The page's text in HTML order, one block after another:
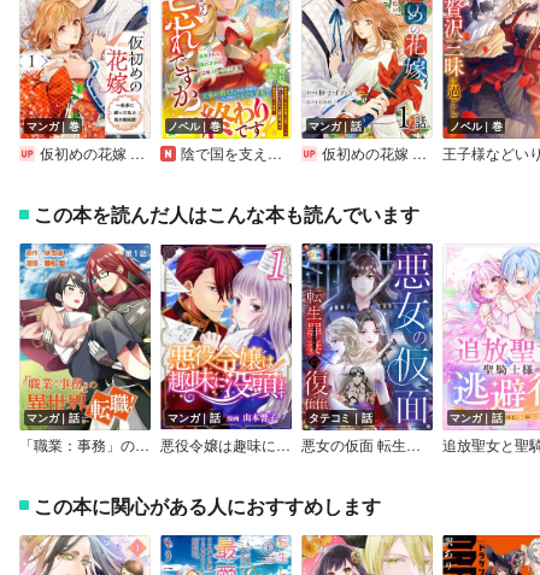
マンガ｜巻
仮初めの花嫁 一条家に嫁いだ私の偽り婚姻譚【おまけ描き下ろし付き】
ノベル｜巻
陰で国を支えていたのは私ですが、王家の皆さんお忘れですか？～追放された隠れ才女の辺境スローライフ計画～
マンガ｜話
仮初めの花嫁 一条家に嫁いだ私の偽り婚姻譚［ばら売り］
ノベル｜巻
この本を読んだ人はこんな本も読んでいます
マンガ｜話
「職業：事務」の異世界転職！～冴えない推しキャラを最強にします～【単話】
マンガ｜話
悪役令嬢は趣味に没頭します
タテコミ｜話
悪女の仮面 転生罪妻の復讐【フルカラー】
マンガ｜話
この本に関心がある人におすすめします